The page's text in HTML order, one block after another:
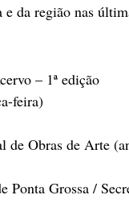
da região nas
– 1ª edição
feira)
de Obras de Arte
Ponta Grossa /